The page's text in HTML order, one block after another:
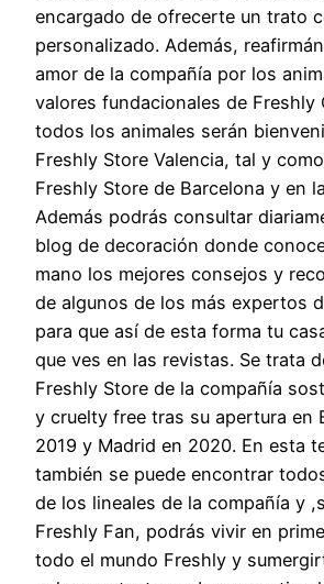
encargado de ofrecerte un trato
personalizado. Además,
amor de la compañía por los
valores fundacionales de Freshly
todos los animales serán
Freshly Store Valencia, tal y
Freshly Store de Barcelona y en
Además podrás consultar
blog de decoración donde
mano los mejores consejos y
de algunos de los más expertos
para que así de esta forma tu
que ves en las revistas. Se trata
Freshly Store de la compañía
y cruelty free tras su apertura en
2019 y Madrid en 2020. En esta
también se puede encontrar
de los lineales de la compañía y
Freshly Fan, podrás vivir en
todo el mundo Freshly y